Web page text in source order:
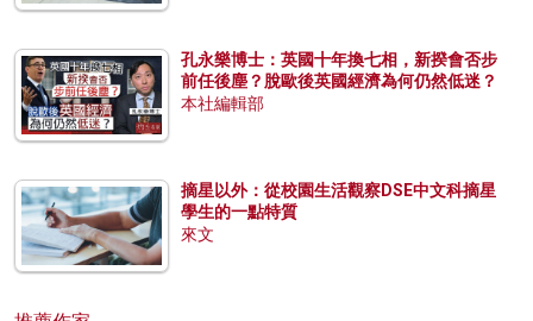
孔永樂博士：英國十年換七相，新揆會否步
前任後塵？脫歐後英國經濟為何仍然低迷？
本社編輯部
摘星以外：從校園生活觀察DSE中文科摘星
學生的一點特質
來文